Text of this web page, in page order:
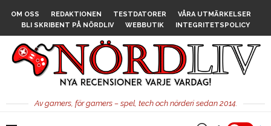
OM OSS REDAKTIONEN TESTDATORER
VÅRA UTMÄRKELSER
BLI SKRIBENT PÅ NÖRDLIV
WEBBUTIK INTEGRITETSPOLICY
Av gamers, för gamers – spel, tech och nörderi sedan 2014.